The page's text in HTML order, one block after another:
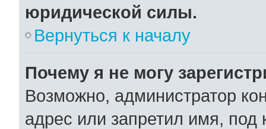
юридической силы.
Вернуться к началу
Почему я не могу
Возможно, администратор
адрес или запретил имя,